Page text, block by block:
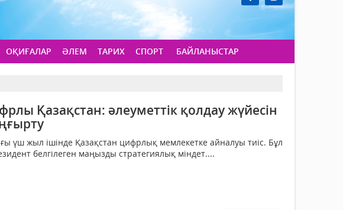
ОҚИҒАЛАР ӘЛЕМ ТАРИХ СПОРТ БАЙЛАНЫСТАР
Қазақстан: әлеуметтік қолдау жүйесін
үш жыл ішінде Қазақстан цифрлық мемлекетке айналуы тиіс. Бұл
белгілеген маңызды стратегиялық міндет....